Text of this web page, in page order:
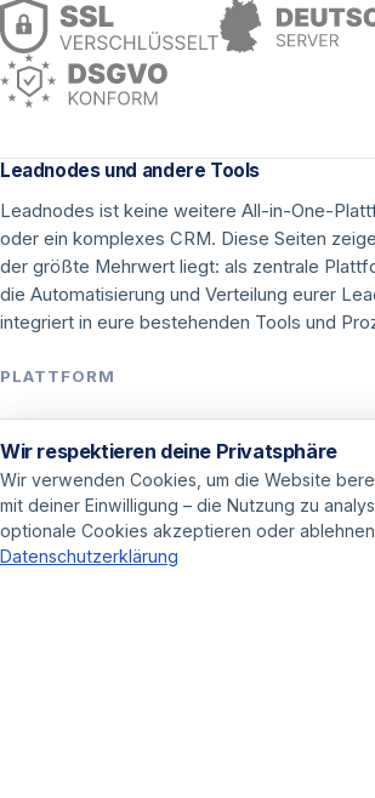
Leadnodes und andere Tools
Leadnodes ist keine weitere All-in-One-
oder ein komplexes CRM. Diese Seiten
der größte Mehrwert liegt: als zentrale
die Automatisierung und Verteilung eurer
integriert in eure bestehenden Tools und
PLATTFORM
Funktionen
Integrationen
Preise
Wir respektieren deine Privatsphäre
Wir verwenden Cookies, um die Website
mit deiner Einwilligung – die Nutzung zu
optionale Cookies akzeptieren oder
Datenschutzerklärung